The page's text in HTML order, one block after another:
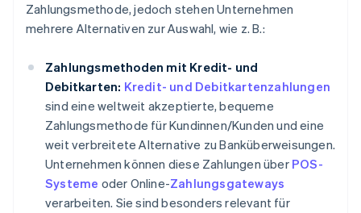
Zahlungsmethode, jedoch stehen Unternehmen
mehrere Alternativen zur Auswahl, wie z. B.:
Zahlungsmethoden mit Kredit- und
Debitkarten: Kredit- und Debitkartenzahlungen
sind eine weltweit akzeptierte, bequeme
Zahlungsmethode für Kundinnen/Kunden und eine
weit verbreitete Alternative zu Banküberweisungen.
Unternehmen können diese Zahlungen über POS-
Systeme oder Online-Zahlungsgateways
verarbeiten. Sie sind besonders relevant für